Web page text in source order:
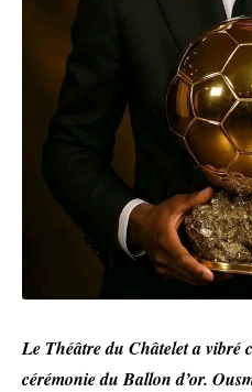
Le Théâtre du Châtelet a vibré
cérémonie du Ballon d’or.